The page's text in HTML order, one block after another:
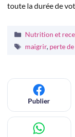
toute la durée de
Catégories
Nutrition et
Étiquettes
maigrir, perte
Publier